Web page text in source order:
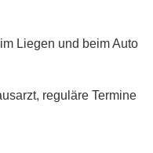
Liegen und beim Auto
reguläre Termine